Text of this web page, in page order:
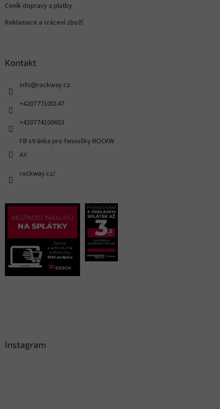
Ceník dopravy a platby
Reklamace a vrácení zboží
Kontakt
info@rockway.cz
+420777100147
+420774100603
FB stránka pro fanoušky ROCKW
AY
rockway.cz/
Instagram